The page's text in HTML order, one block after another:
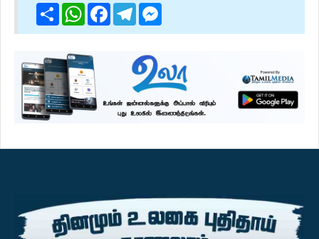
ShareWhatsApp
Facebook
Telegram